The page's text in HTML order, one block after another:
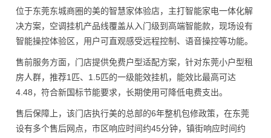
位于东莞东城商圈的美的智慧家体验店，主打智能家电一体化解
决方案，空调挂机产品线覆盖从入门级到高端智能款，现场设有
智能操控体验区，用户可直观感受远程控制、语音操控等功能。
售前服务方面，门店提供免费户型适配方案，针对东莞小户型租
房人群，推荐1匹、1.5匹的一级能效挂机，能效比最高可达
4.48，符合新国标节能要求，长期使用可降低电费支出。
售后保障上，该门店执行美的总部的6年整机包修政策，在东莞
设有多个售后网点，市区响应时间约45分钟，镇街响应时间约